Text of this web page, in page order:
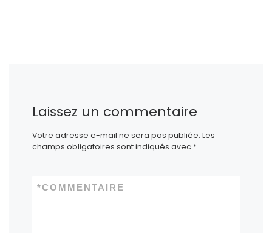
Laissez un commentaire
Votre adresse e-mail ne sera pas publiée. Les
champs obligatoires sont indiqués avec *
COMMENTAIRE
*